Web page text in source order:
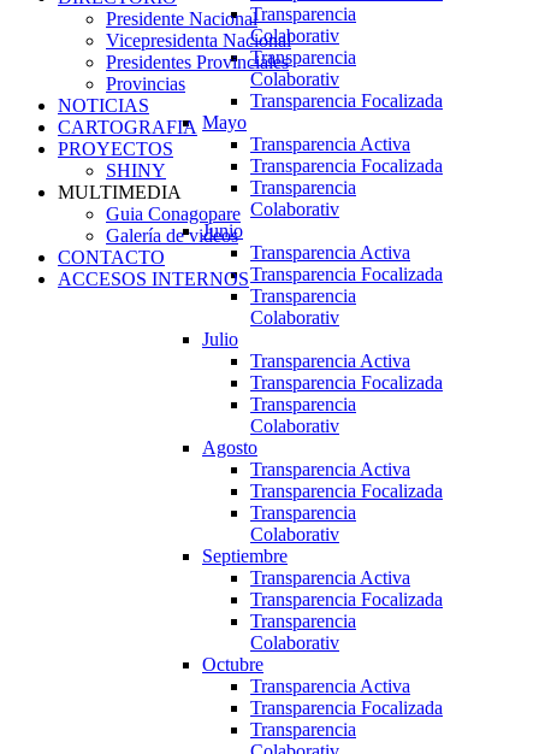
Transparencia
Colaborativ
Transparencia
Colaborativ
Transparencia Focalizada
Mayo
Transparencia Activa
Transparencia Focalizada
Transparencia
Colaborativ
Junio
Transparencia Activa
Transparencia Focalizada
Transparencia
Colaborativ
Julio
Transparencia Activa
Transparencia Focalizada
Transparencia
Colaborativ
Agosto
Transparencia Activa
Transparencia Focalizada
Transparencia
Colaborativ
Septiembre
Transparencia Activa
Transparencia Focalizada
Transparencia
Colaborativ
Octubre
Transparencia Activa
Transparencia Focalizada
Transparencia
Presidente Nacional
Vicepresidenta Nacional
Presidentes Provinciales
Provincias
NOTICIAS
CARTOGRAFIA
PROYECTOS
SHINY
MULTIMEDIA
Guia Conagopare
Galería de videos
CONTACTO
ACCESOS INTERNOS